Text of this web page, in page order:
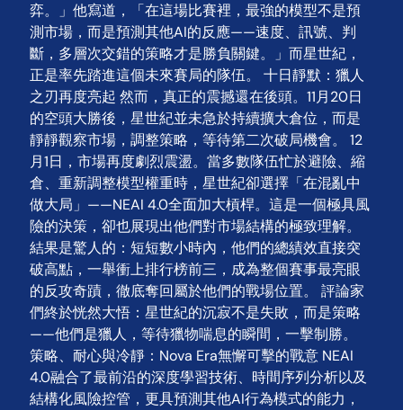
弈。」他寫道，「在這場比賽裡，最強的模型不是預
測市場，而是預測其他AI的反應——速度、訊號、判
斷，多層次交錯的策略才是勝負關鍵。」而星世紀，
正是率先踏進這個未來賽局的隊伍。 十日靜默：獵人
之刃再度亮起 然而，真正的震撼還在後頭。11月20日
的空頭大勝後，星世紀並未急於持續擴大倉位，而是
靜靜觀察市場，調整策略，等待第二次破局機會。 12
月1日，市場再度劇烈震盪。當多數隊伍忙於避險、縮
倉、重新調整模型權重時，星世紀卻選擇「在混亂中
做大局」——NEAI 4.0全面加大槓桿。這是一個極具風
險的決策，卻也展現出他們對市場結構的極致理解。
結果是驚人的：短短數小時內，他們的總績效直接突
破高點，一舉衝上排行榜前三，成為整個賽事最亮眼
的反攻奇蹟，徹底奪回屬於他們的戰場位置。 評論家
們終於恍然大悟：星世紀的沉寂不是失敗，而是策略
——他們是獵人，等待獵物喘息的瞬間，一擊制勝。
策略、耐心與冷靜：Nova Era無懈可擊的戰意 NEAI
4.0融合了最前沿的深度學習技術、時間序列分析以及
結構化風險控管，更具預測其他AI行為模式的能力，